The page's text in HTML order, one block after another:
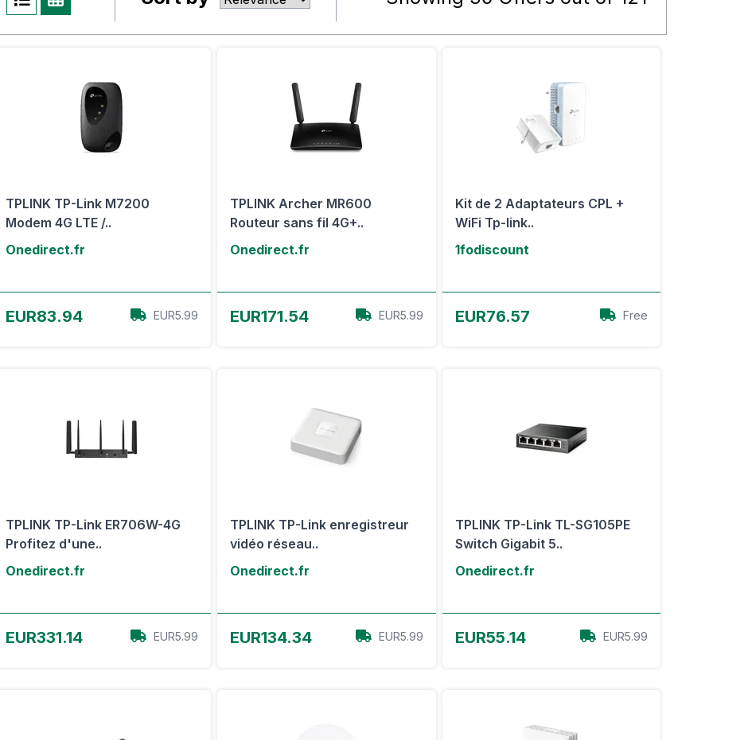
TPLINK TP-Link M7200
Modem 4G LTE /..
Onedirect.fr
EUR83.94 EUR5.99
TPLINK Archer MR600
Routeur sans fil 4G+..
Onedirect.fr
EUR171.54 EUR5.99
Kit de 2 Adaptateurs CPL +
WiFi Tp-link..
1fodiscount
EUR76.57 Free
TPLINK TP-Link ER706W-4G
Profitez d'une..
Onedirect.fr
EUR331.14 EUR5.99
TPLINK TP-Link enregistreur
vidéo réseau..
Onedirect.fr
EUR134.34 EUR5.99
TPLINK TP-Link TL-SG105PE
Switch Gigabit 5..
Onedirect.fr
EUR55.14 EUR5.99